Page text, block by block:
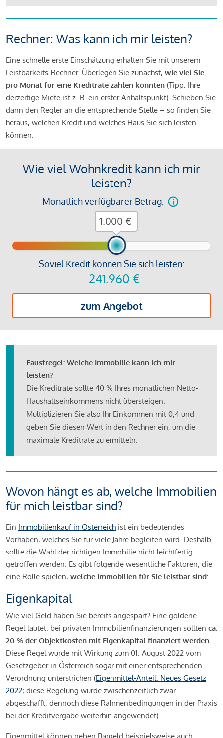
Rechner: Was kann ich mir leisten?
Eine schnelle erste Einschätzung erhalten Sie mit unserem
Leistbarkeits-Rechner. Überlegen Sie zunächst, wie viel Sie
pro Monat für eine Kreditrate zahlen könnten (Tipp: Ihre
derzeitige Miete ist z. B. ein erster Anhaltspunkt). Schieben Sie
dann den Regler an die entsprechende Stelle – so finden Sie
heraus, welchen Kredit und welches Haus Sie sich leisten
können.
Wie viel Wohnkredit kann ich mir
leisten?
Monatlich verfügbarer Betrag:
Soviel Kredit können Sie sich leisten:
241.960 €
zum Angebot
€
Faustregel: Welche Immobilie kann ich mir
leisten?
Die Kreditrate sollte 40 % Ihres monatlichen Netto-
Haushaltseinkommens nicht übersteigen.
Multiplizieren Sie also Ihr Einkommen mit 0,4 und
geben Sie diesen Wert in den Rechner ein, um die
maximale Kreditrate zu ermitteln.
Wovon hängt es ab, welche Immobilien
für mich leistbar sind?
Ein Immobilienkauf in Österreich ist ein bedeutendes
Vorhaben, welches Sie für viele Jahre begleiten wird. Deshalb
sollte die Wahl der richtigen Immobilie nicht leichtfertig
getroffen werden. Es gibt folgende wesentliche Faktoren, die
eine Rolle spielen, welche Immobilien für Sie leistbar sind:
Eigenkapital
Wie viel Geld haben Sie bereits angespart? Eine goldene
Regel lautet: bei privaten Immobilienfinanzierungen sollten ca.
20 % der Objektkosten mit Eigenkapital finanziert werden.
Diese Regel wurde mit Wirkung zum 01. August 2022 vom
Gesetzgeber in Österreich sogar mit einer entsprechenden
Verordnung unterstrichen (Eigenmittel-Anteil: Neues Gesetz
2022; diese Regelung wurde zwischenzeitlich zwar
abgeschafft, dennoch diese Rahmenbedingungen in der Praxis
bei der Kreditvergabe weiterhin angewendet).
Eigenmittel können neben Bargeld beispielsweise auch